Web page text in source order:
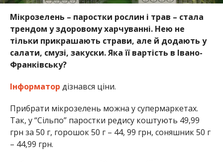
Мікрозелень – паростки рослин і трав – стала
трендом у здоровому харчуванні. Нею не
тільки прикрашають страви, але й додають у
салати, смузі, закуски. Яка її вартість в Івано-
Франківську?
Інформатор дізнався ціни.
Прибрати мікрозелень можна у супермаркетах.
Так, у “Сільпо” паростки редису коштують 49,99
грн за 50 г, горошок 50 г – 44, 99 грн, соняшник 50 г
– 44,99 грн.